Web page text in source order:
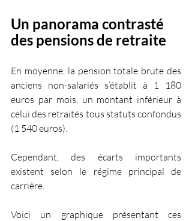
Un panorama contrasté
des pensions de retraite
En moyenne, la pension totale brute des
anciens non-salariés s’établit à 1 180
euros par mois, un montant inférieur à
celui des retraités tous statuts confondus
(1 540 euros).
Cependant, des écarts importants
existent selon le régime principal de
carrière.
Voici un graphique présentant ces